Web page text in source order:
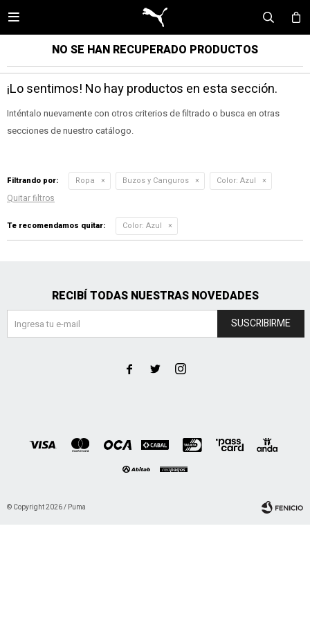

NO SE HAN RECUPERADO PRODUCTOS
¡Lo sentimos! No hay productos en esta sección.
Inténtalo nuevamente con otros criterios de filtrado o busca en otras
secciones de nuestro catálogo.
Filtrando por: Ropa Buzos y Canguros Color: Azul
Quitar filtros
Te recomendamos quitar: Color: Azul
RECIBÍ TODAS NUESTRAS NOVEDADES
SUSCRIBIRME
  
© Copyright 2026 / Puma